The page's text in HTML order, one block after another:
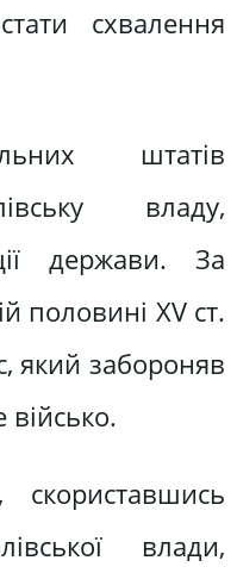
схвалення
штатів
владу,
держави. За
половині XV ст.
який забороняв
влади,